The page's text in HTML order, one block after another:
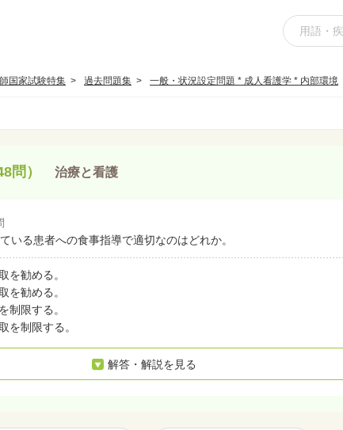
国家試験特集 過去問題集 一般・状況設定問題 * 成人看護学 * 内部環境
問） 治療と看護
いる患者への食事指導で適切なのはどれか。
勧める。
勧める。
限する。
制限する。
解答・解説を見る